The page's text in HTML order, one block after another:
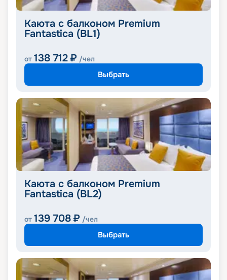
Каюта с балконом Premium
Fantastica (BL1)
от 138 712 ₽ /чел
Выбрать
Каюта с балконом Premium
Fantastica (BL2)
от 139 708 ₽ /чел
Выбрать